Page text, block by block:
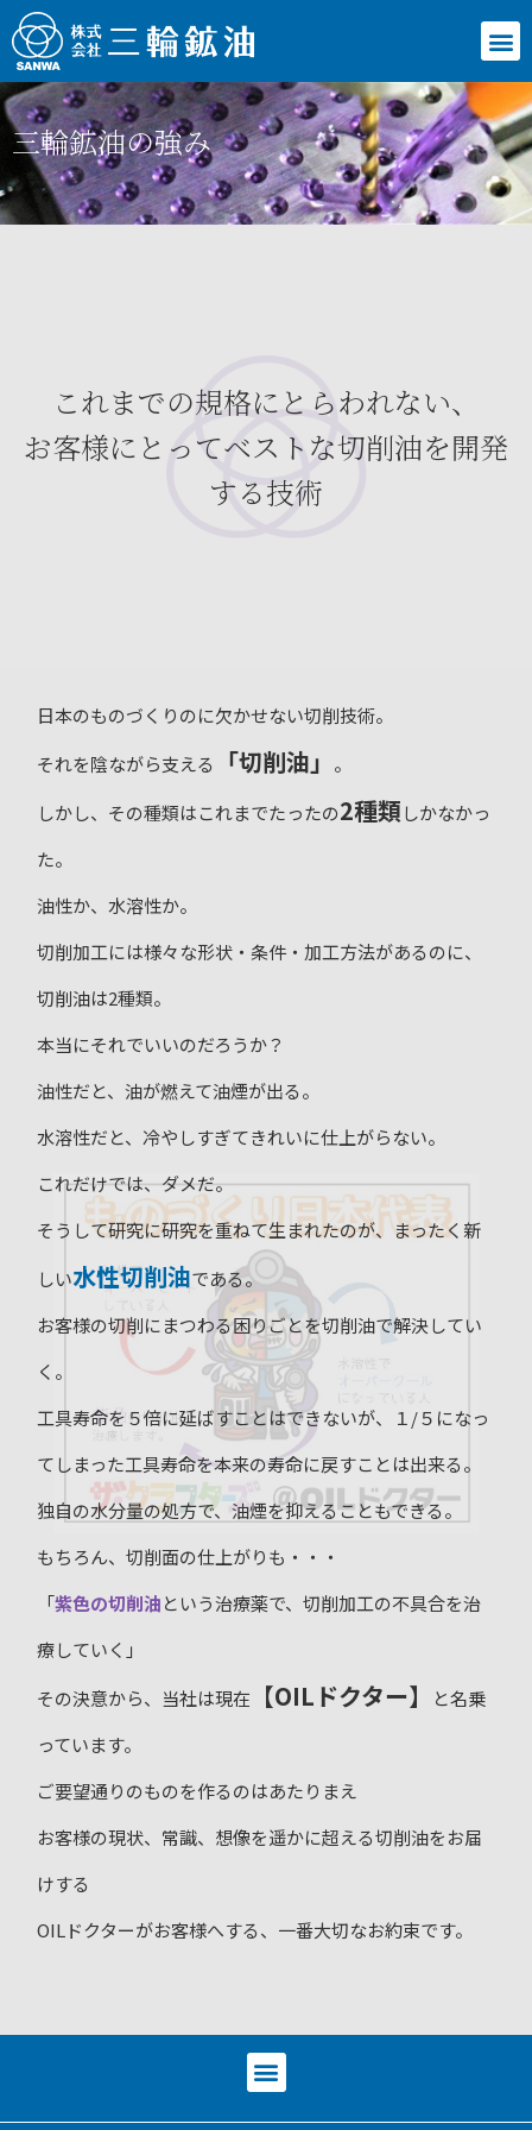
三輪鉱油の強み
これまでの規格にとらわれない、
お客様にとってベストな切削油を開発
する技術
日本のものづくりのに欠かせない切削技術。
それを陰ながら支える
「切削油」
。
しかし、その種類はこれまでたったの2種類しかなかっ
た。
油性か、水溶性か。
切削加工には様々な形状・条件・加工方法があるのに、
切削油は2種類。
本当にそれでいいのだろうか？
油性だと、油が燃えて油煙が出る。
水溶性だと、冷やしすぎてきれいに仕上がらない。
これだけでは、ダメだ。
そうして研究に研究を重ねて生まれたのが、まったく新
しい水性切削油である。
お客様の切削にまつわる困りごとを切削油で解決してい
く。
工具寿命を５倍に延ばすことはできないが、１/５になっ
てしまった工具寿命を本来の寿命に戻すことは出来る。
独自の水分量の処方で、油煙を抑えることもできる。
もちろん、切削面の仕上がりも・・・
「紫色の切削油という治療薬で、切削加工の不具合を治
療していく」
その決意から、当社は現在
【OILドクター】
と名乗
っています。
ご要望通りのものを作るのはあたりまえ
お客様の現状、常識、想像を遥かに超える切削油をお届
けする
OILドクターがお客様へする、一番大切なお約束です。